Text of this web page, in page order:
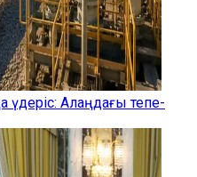
Алаңдағы тепе-